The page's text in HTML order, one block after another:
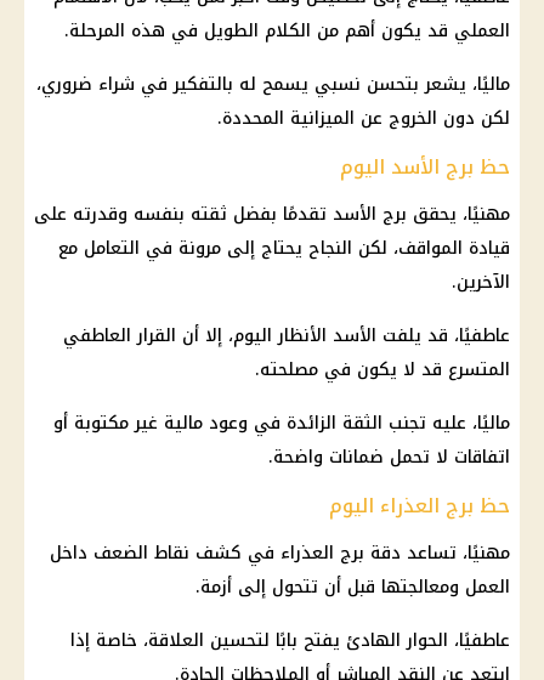
العملي قد يكون أهم من الكلام الطويل في هذه المرحلة.
ماليًا، يشعر بتحسن نسبي يسمح له بالتفكير في شراء ضروري،
لكن دون الخروج عن الميزانية المحددة.
حظ برج الأسد اليوم
مهنيًا، يحقق برج الأسد تقدمًا بفضل ثقته بنفسه وقدرته على
قيادة المواقف، لكن النجاح يحتاج إلى مرونة في التعامل مع
الآخرين.
عاطفيًا، قد يلفت الأسد الأنظار اليوم، إلا أن القرار العاطفي
المتسرع قد لا يكون في مصلحته.
ماليًا، عليه تجنب الثقة الزائدة في وعود مالية غير مكتوبة أو
اتفاقات لا تحمل ضمانات واضحة.
حظ برج العذراء اليوم
مهنيًا، تساعد دقة برج العذراء في كشف نقاط الضعف داخل
العمل ومعالجتها قبل أن تتحول إلى أزمة.
عاطفيًا، الحوار الهادئ يفتح بابًا لتحسين العلاقة، خاصة إذا